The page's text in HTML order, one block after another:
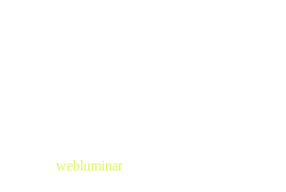
webluminar